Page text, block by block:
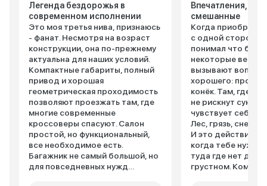
Легенда бездорожья в
современном исполнении
Это моя третья нива, признаюсь
- фанат. Несмотря на возраст
конструкции, она по-прежнему
актуальна для наших условий.
Компактные габариты, полный
привод и хорошая
геометрическая проходимость
позволяют проезжать там, где
многие современные
кроссоверы спасуют. Салон
простой, но функциональный,
все необходимое есть.
Багажник не самый большой, но
для повседневных нужд
Впечатления,
смешанные
Когда
с одной стороны,
понимал что
некоторые вещи
вызывают
хорошего:
конёк. Там, где
не рискнут
чувствует себя
Лес, грязь, снег
И это
когда тебе нужно
туда где нет
грустном.